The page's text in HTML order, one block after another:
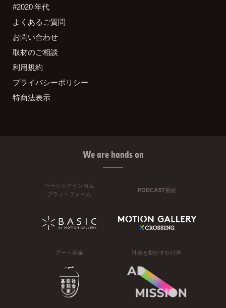
#2020 年代
よくあるご質問
お問い合わせ
取材のご相談
利用規約
プライバシーポリシー
特商法表示
We are hands on
ベーシックインカム
プラットフォーム
PODCAST番組
アート基金 社会を動かすかけ声